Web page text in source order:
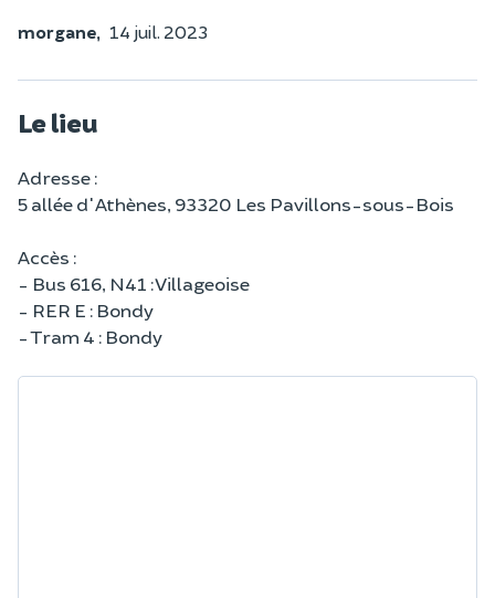
morgane, 14 juil. 2023
Le lieu
Adresse :
5 allée d'Athènes, 93320 Les Pavillons-sous-Bois
Accès :
- Bus 616, N41 : Villageoise
- RER E : Bondy
- Tram 4 : Bondy